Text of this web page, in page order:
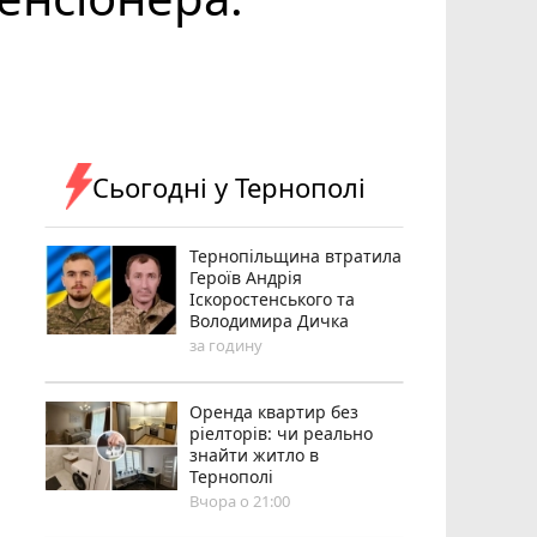
Сьогодні у Тернополі
Тернопільщина втратила
Героїв Андрія
Іскоростенського та
Володимира Дичка
за годину
Оренда квартир без
ріелторів: чи реально
знайти житло в
Тернополі
Вчора о 21:00